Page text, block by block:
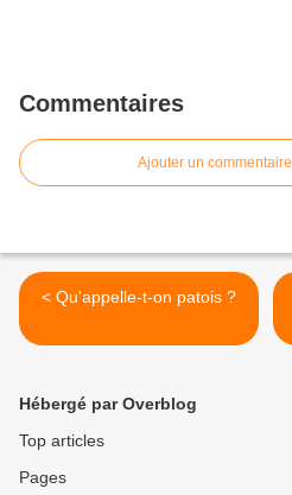
Commentaires
Ajouter un commentaire
< Qu'appelle-t-on patois ?
Hébergé par Overblog
Top articles
Pages